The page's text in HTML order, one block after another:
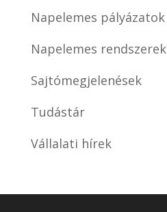
Napelemes pályázatok
Napelemes rendszerek
Sajtómegjelenések
Tudástár
Vállalati hírek